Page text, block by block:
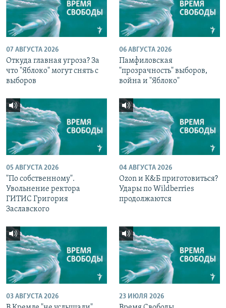
07 АВГУСТА 2026
Откуда главная угроза? За
что "Яблоко" могут снять с
выборов
06 АВГУСТА 2026
Памфиловская
"прозрачность" выборов,
война и "Яблоко"
05 АВГУСТА 2026
"По собственному".
Увольнение ректора
ГИТИС Григория
Заславского
04 АВГУСТА 2026
Ozon и К&Б приготовиться?
Удары по Wildberries
продолжаются
03 АВГУСТА 2026 23 ИЮЛЯ 2026